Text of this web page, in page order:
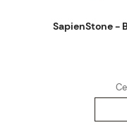
SapienStone -